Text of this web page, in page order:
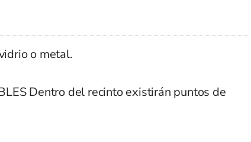
o metal.
Dentro del recinto existirán puntos de